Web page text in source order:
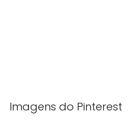
Imagens do Pinterest